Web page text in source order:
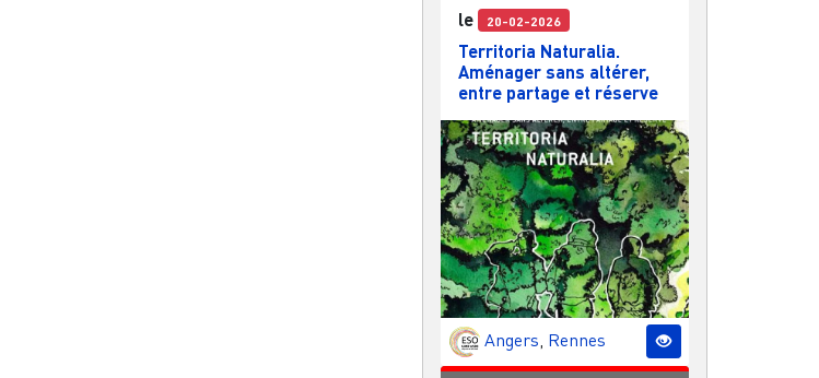
le 20-02-2026
Territoria Naturalia.
Aménager sans altérer,
entre partage et réserve
Angers, Rennes